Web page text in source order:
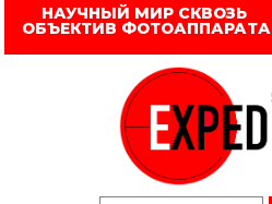
НАУЧНЫЙ МИР СКВОЗЬ
ОБЪЕКТИВ ФОТОАППАРАТА